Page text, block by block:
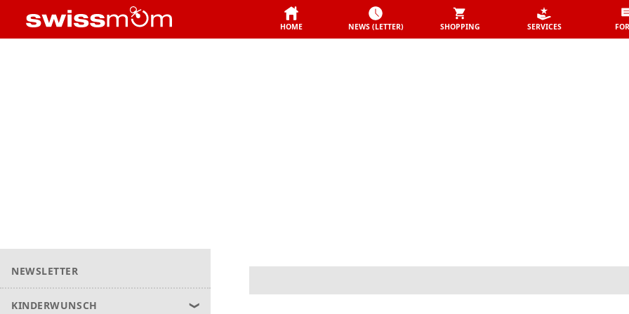
HOME NEWS (LETTER) SHOPPING SERVICES
NEWSLETTER
KINDERWUNSCH